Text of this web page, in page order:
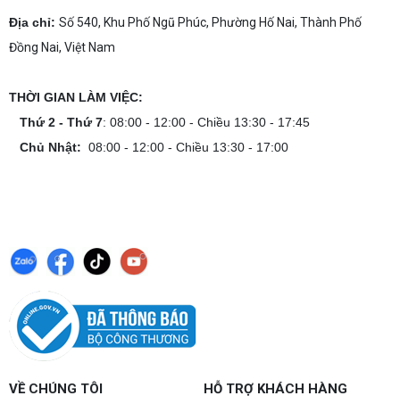
Địa chỉ: Số 540, Khu Phố Ngũ Phúc, Phường Hố Nai, Thành Phố
Đồng Nai, Việt Nam
THỜI GIAN LÀM VIỆC:
Thứ 2 - Thứ 7: 08:00 - 12:00 - Chiều 13:30 - 17:45
Chủ Nhật: 08:00 - 12:00 - Chiều 13:30 - 17:00
VỀ CHÚNG TÔI HỖ TRỢ KHÁCH HÀNG